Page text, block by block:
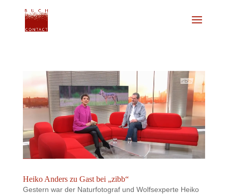
Heiko Anders zu Gast bei „zibb“
Gestern war der Naturfotograf und Wolfsexperte Heiko